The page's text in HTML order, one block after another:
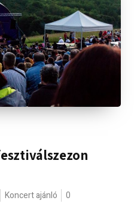
Koncert ajánló
0